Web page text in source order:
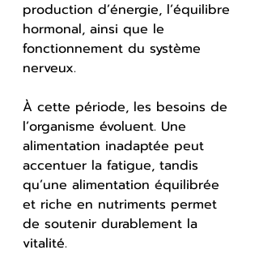
production d’énergie, l’équilibre
hormonal, ainsi que le
fonctionnement du système
nerveux.
À cette période, les besoins de
l’organisme évoluent. Une
alimentation inadaptée peut
accentuer la fatigue, tandis
qu’une alimentation équilibrée
et riche en nutriments permet
de soutenir durablement la
vitalité.